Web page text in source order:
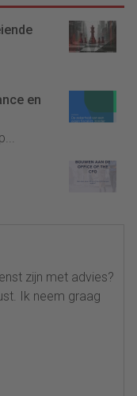
en
zijn met advies?
Ik neem graag